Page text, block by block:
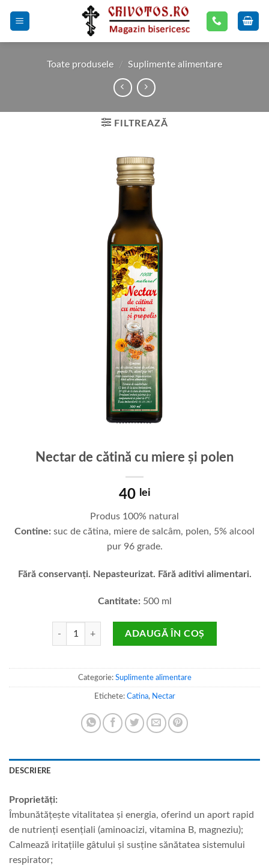
Toate produsele / Suplimente alimentare
FILTREAZĂ
Nectar de cătină cu miere şi polen
40 lei
Produs 100% natural
Contine: suc de cătina, miere de salcâm, polen, 5% alcool
pur 96 grade.
Fără conservanți. Nepasteurizat. Fără aditivi alimentari.
Cantitate: 500 ml
Cantitate Nectar de cătină cu miere şi polen
ADAUGĂ ÎN COȘ
Categorie: Suplimente alimentare
Etichete: Catina, Nectar
DESCRIERE
Proprietăți:
Îmbunătățește vitalitatea și energia, oferind un aport rapid
de nutrienți esențiali (aminoacizi, vitamina B, magneziu);
Calmează iritațiile gâtului și susține sănătatea sistemului
respirator;